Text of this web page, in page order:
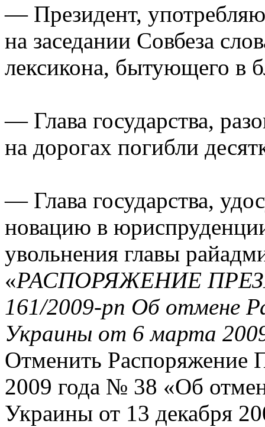
— Президент,
на заседании Совбеза
лексикона, бытующего в
— Глава государства,
на дорогах погибли
— Глава государства,
новацию в
увольнения главы
«РАСПОРЯЖЕНИЕ
161/2009-рп Об отмене
Украины от 6 марта
Отменить Распоряжение
2009 года № 38 «Об
Украины от 13 декабря